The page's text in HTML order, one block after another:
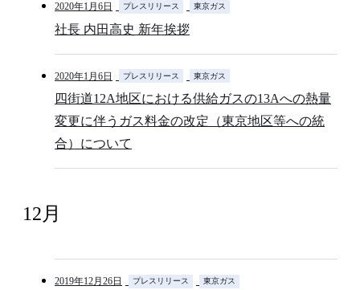
2020年1月6日 プレスリリース 東京ガス
社長 内田高史 新年挨拶
2020年1月6日 プレスリリース 東京ガス
四街道12A地区における供給ガスの13Aへの熱量
変更に伴うガス料金の改定（東京地区等への統
合）について
12月
2019年12月26日 プレスリリース 東京ガス